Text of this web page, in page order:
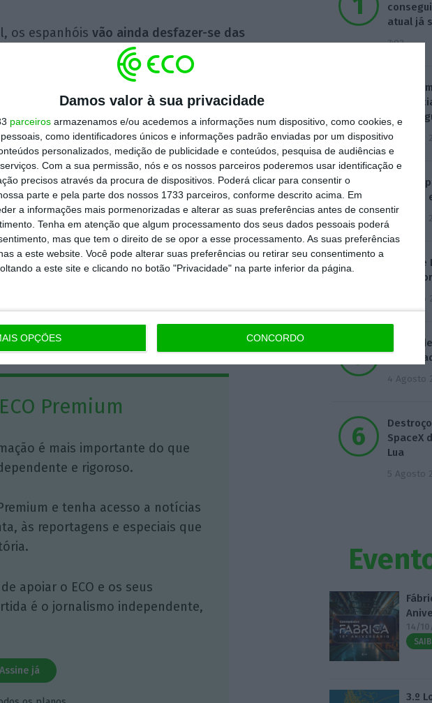
Damos valor à sua privacidade
parceiros armazenamos e/ou acedemos a informações num dispositivo, como cookies, e
como identificadores únicos e informações padrão enviadas por um dispositivo
personalizados, medição de publicidade e conteúdos, pesquisa de audiências e
Com a sua permissão, nós e os nossos parceiros poderemos usar identificação e
precisos através da procura de dispositivos. Poderá clicar para consentir o
parte e pela parte dos nossos 1733 parceiros, conforme descrito acima. Em
a informações mais pormenorizadas e alterar as suas preferências antes de consentir
Tenha em atenção que algum processamento dos seus dados pessoais poderá
mas que tem o direito de se opor a esse processamento. As suas preferências
a este website. Você pode alterar suas preferências ou retirar seu consentimento a
a este site e clicando no botão "Privacidade" na parte inferior da página.
OPÇÕES CONCORDO
os espanhóis vão ainda desfazer-se das
Espanha, na Andaluzia e na Estremadura.
a sua atividade “nas áreas industrial
assim como na procura de novas
o valor para os seus acionistas,
a sociedade”. O negócio alienado
pela empresa.
pela Climate Asste Management, um
a informação divulgada pela BAIN, os
agrícola Bolschare, sócio de referência
Copiar
Premium
é mais importante do que
e rigoroso.
e tenha acesso a notícias
às reportagens e especiais que
apoiar o ECO e os seus
é o jornalismo independente,
Assine já
atual já
7:02
T-
de
3 Agosto
Eólicas
3 Agosto
Deloitte
4 Agosto
Águas
4 Agosto
SpaceX
Lua
5 Agosto
14/
3.º